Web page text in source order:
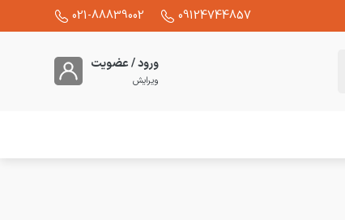
09124744857
021-88839002
ورود / عضویت
ویرایش